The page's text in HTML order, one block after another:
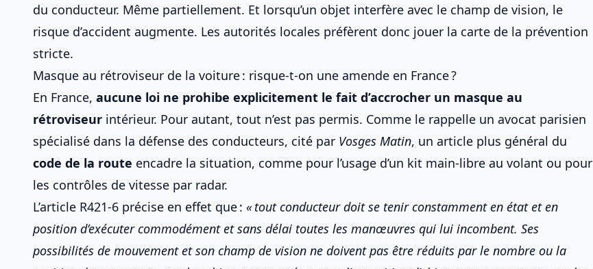
du conducteur. Même partiellement. Et lorsqu’un objet interfère avec le champ de vision, le
risque d’accident augmente. Les autorités locales préfèrent donc jouer la carte de la prévention
stricte.
Masque au rétroviseur de la voiture : risque-t-on une amende en France ?
En France, aucune loi ne prohibe explicitement le fait d’accrocher un masque au
rétroviseur intérieur. Pour autant, tout n’est pas permis. Comme le rappelle un avocat parisien
spécialisé dans la défense des conducteurs, cité par Vosges Matin, un article plus général du
code de la route encadre la situation, comme pour l’usage d’un kit main-libre au volant ou pour
les contrôles de vitesse par radar.
L’article R421-6 précise en effet que : « tout conducteur doit se tenir constamment en état et en
position d’exécuter commodément et sans délai toutes les manœuvres qui lui incombent. Ses
possibilités de mouvement et son champ de vision ne doivent pas être réduits par le nombre ou la